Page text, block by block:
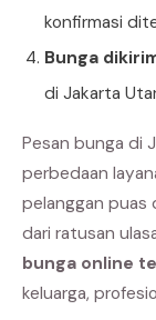
konfirmasi
Bunga
di Jakarta
Pesan bunga di
perbedaan
pelanggan puas
dari ratusan
bunga online
keluarga,